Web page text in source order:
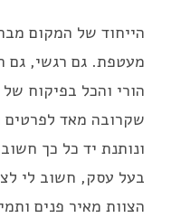
הייחוד של המקום
מעטפת. גם רגשי, גם
הורי והכל בפיקוח
שקרובה מאד לפרטים
ונותנת יד כל כך
בעל עסק, חשוב לי
הצוות מאיר פנים